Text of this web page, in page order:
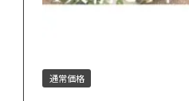
通常価格